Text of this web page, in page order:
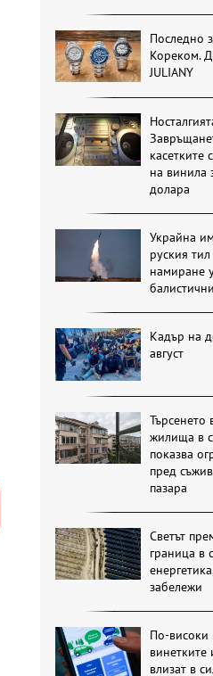
Последно
Кореком.
JULIANY
касетките
на винила
долара
Украйна
руския
намиране
Кадър на
август
Търсенето
жилища в
показва
пред
пазара
Светът
граница в
забележи
По-високи
винетките
влизат в